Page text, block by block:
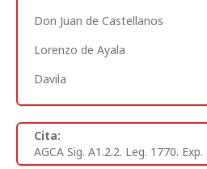
Don Juan de Castellanos
Lorenzo de Ayala
Davila
Cita:
AGCA Sig. A1.2.2. Leg. 1770.